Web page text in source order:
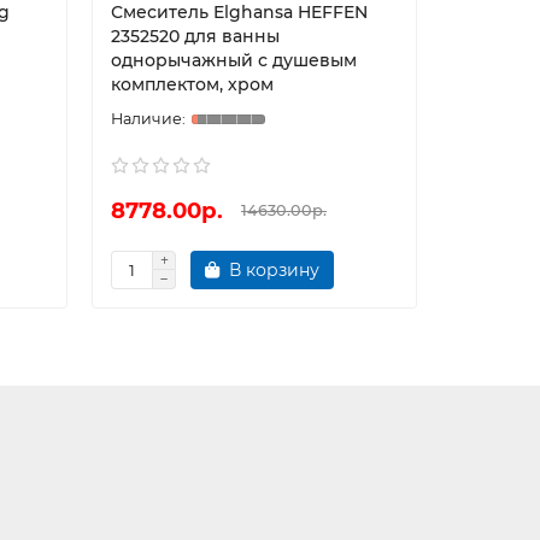
Смеситель Elghansa HEFFEN
2352520 для ванны
однорычажный с душевым
комплектом, хром
8778.00р. 14630.00р.
В корзину